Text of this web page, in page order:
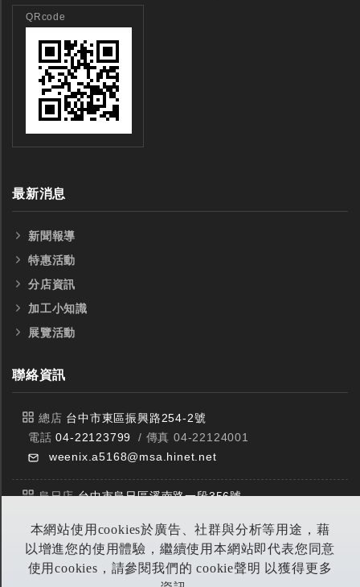
本網站使用cookies於廣告、社群與分析等用途，藉
以增進您的使用體驗，繼續使用本網站即代表您同意
使用cookies，請參閱我們的 cookie聲明 以獲得更多
QRcode
最新消息
新聞報導
特惠活動
分店資訊
加工小知識
展覽活動
聯絡資訊
總店 台中市東區振興路254-2號
電話04-22123799
/ 傳真 04-22124001
weenix.a5168@msa.hinet.net
烏日店台中市烏日區溪南路一段356號
豐原店台中市潭子區中山路三段303號
電話04-25314953 / 傳真 04-25314290